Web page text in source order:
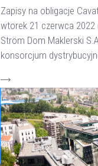
Zapisy na obligacje
wtorek 21 czerwca 2022
Ström Dom Maklerski
konsorcjum
czytaj więcej